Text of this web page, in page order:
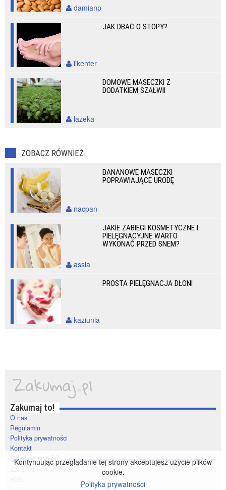
damianp
JAK DBAĆ O STOPY?
likenter
DOMOWE MASECZKI Z
DODATKIEM SZAŁWII
lazeka
ZOBACZ RÓWNIEŻ
BANANOWE MASECZKI
POPRAWIAJĄCE URODĘ
nacpan
JAKIE ZABIEGI KOSMETYCZNE I
PIELĘGNACYJNE WARTO
WYKONAĆ PRZED SNEM?
assia
PROSTA PIELĘGNACJA DŁONI
kaziunia
Zakumaj to!
O nas
Regulamin
Polityka prywatności
Kontakt
Społeczność
Zakumaj na Facebooku
Kontynuując przeglądanie tej strony akceptujesz użycie plików
cookie.
Polityka prywatności